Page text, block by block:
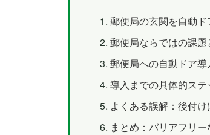
郵便局の玄関を自動
郵便局ならではの課
郵便局への自動ドア
導入までの具体的ス
よくある誤解：後付け
まとめ：バリアフリ